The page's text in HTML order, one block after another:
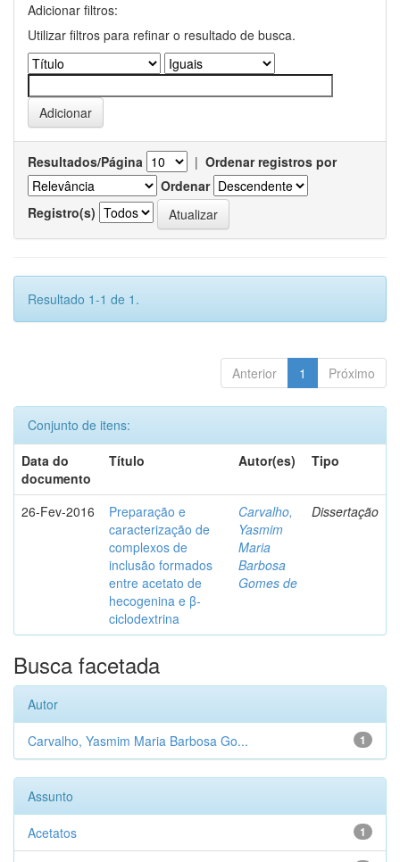
Adicionar filtros:
Utilizar filtros para refinar o resultado de busca.
Resultados/Página | Ordenar registros por
Ordenar
Registro(s)
Resultado 1-1 de 1.
Anterior 1 Próximo
Conjunto de itens:
Data do
documento
Título Autor(es) Tipo
26-Fev-2016
Preparação e
caracterização de
complexos de
inclusão formados
entre acetato de
hecogenina e β-
ciclodextrina
Carvalho,
Yasmim
Maria
Barbosa
Gomes de
Dissertação
Busca facetada
Autor
1
Carvalho, Yasmim Maria Barbosa Go...
Assunto
1
Acetatos